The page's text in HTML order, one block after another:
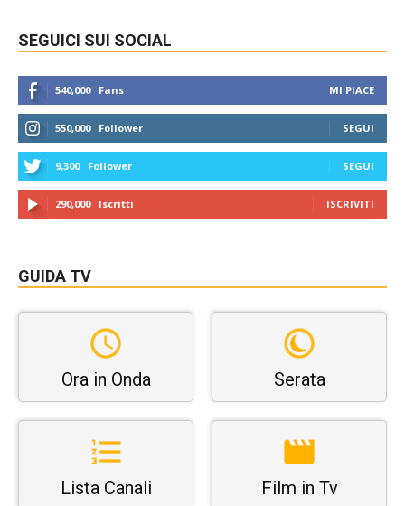
SEGUICI SUI SOCIAL
540,000 Fans MI PIACE
550,000 Follower SEGUI
9,300 Follower SEGUI
290,000 Iscritti ISCRIVITI
GUIDA TV
Ora in Onda Serata
Lista Canali Film in Tv